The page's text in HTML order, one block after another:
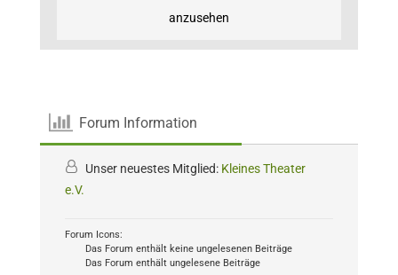
anzusehen
Forum Information
Unser neuestes Mitglied: Kleines Theater
e.V.
Forum Icons:
Das Forum enthält keine ungelesenen Beiträge
Das Forum enthält ungelesene Beiträge